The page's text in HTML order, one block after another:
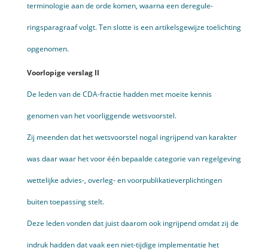
terminologie aan de orde komen, waarna een deregule­
ringsparagraaf volgt. Ten slotte is een artikelsgewijze toelichting
opgenomen.
Voorlopige verslag II
De leden van de CDA-fractie hadden met moeite kennis
genomen van het voorliggende wetsvoorstel.
Zij meenden dat het wetsvoorstel nogal ingrijpend van karakter
was daar waar het voor één bepaalde categorie van regelgeving
wettelijke advies-, overleg- en voorpublikatieverplichtingen
buiten toepassing stelt.
Deze leden vonden dat juist daarom ook ingrijpend omdat zij de
indruk hadden dat vaak een niet-tijdige implementatie het